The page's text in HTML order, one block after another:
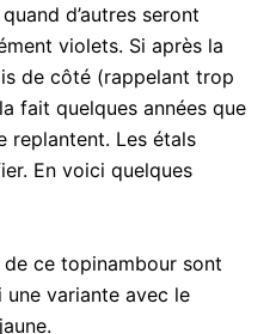
d’autres seront
violets. Si après la
de côté (rappelant trop
fait quelques années que
replantent. Les étals
En voici quelques
ce topinambour sont
une variante avec le